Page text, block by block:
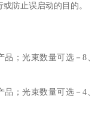
防止误启动的目的。
；光束数量可选－8、
；光束数量可选－4、